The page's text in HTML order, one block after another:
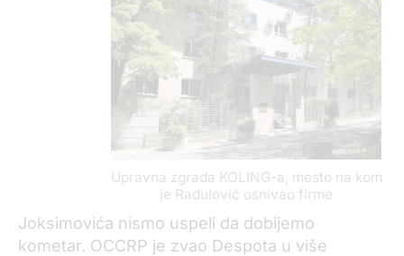
Upravna zgrada KOLING-a, mesto na kom
je Radulović osnivao firme
Joksimovića nismo uspeli da dobijemo
kometar. OCCRP je zvao Despota u više